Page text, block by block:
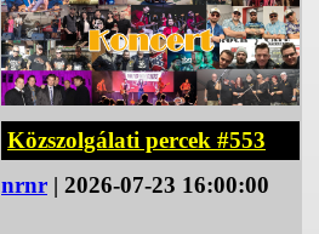
Közszolgálati percek #553
nrnr | 2026-07-23 16:00:00